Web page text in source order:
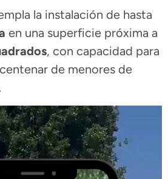
la instalación de hasta
en una superficie próxima a
, con capacidad para
de menores de